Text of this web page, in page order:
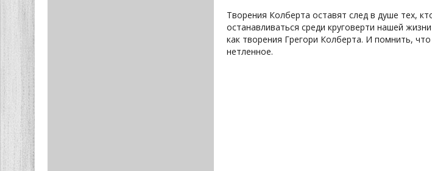
Творения Колберта оставят след в душе тех,
останавливаться среди круговерти нашей
как творения Грегори Колберта. И помнить,
нетленное.